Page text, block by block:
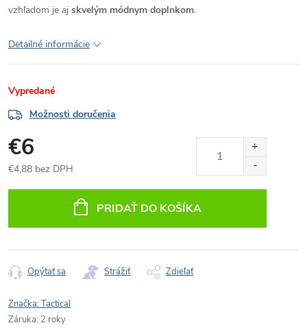
vzhľadom je aj skvelým módnym doplnkom.
Detailné informácie
Vypredané
Možnosti doručenia
€6
€4,88 bez DPH
PRIDAŤ DO KOŠÍKA
Opýtať sa Strážiť Zdieľať
Značka:Tactical
Záruka: 2 roky